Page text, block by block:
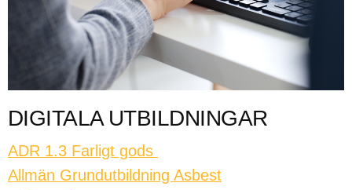
DIGITALA UTBILDNINGAR
ADR 1.3 Farligt gods
Allmän Grundutbildning Asbest